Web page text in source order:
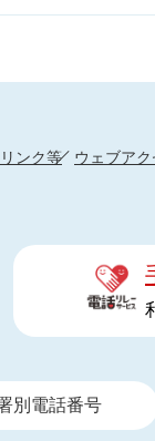
ンク等 ウェブア
別電話番号